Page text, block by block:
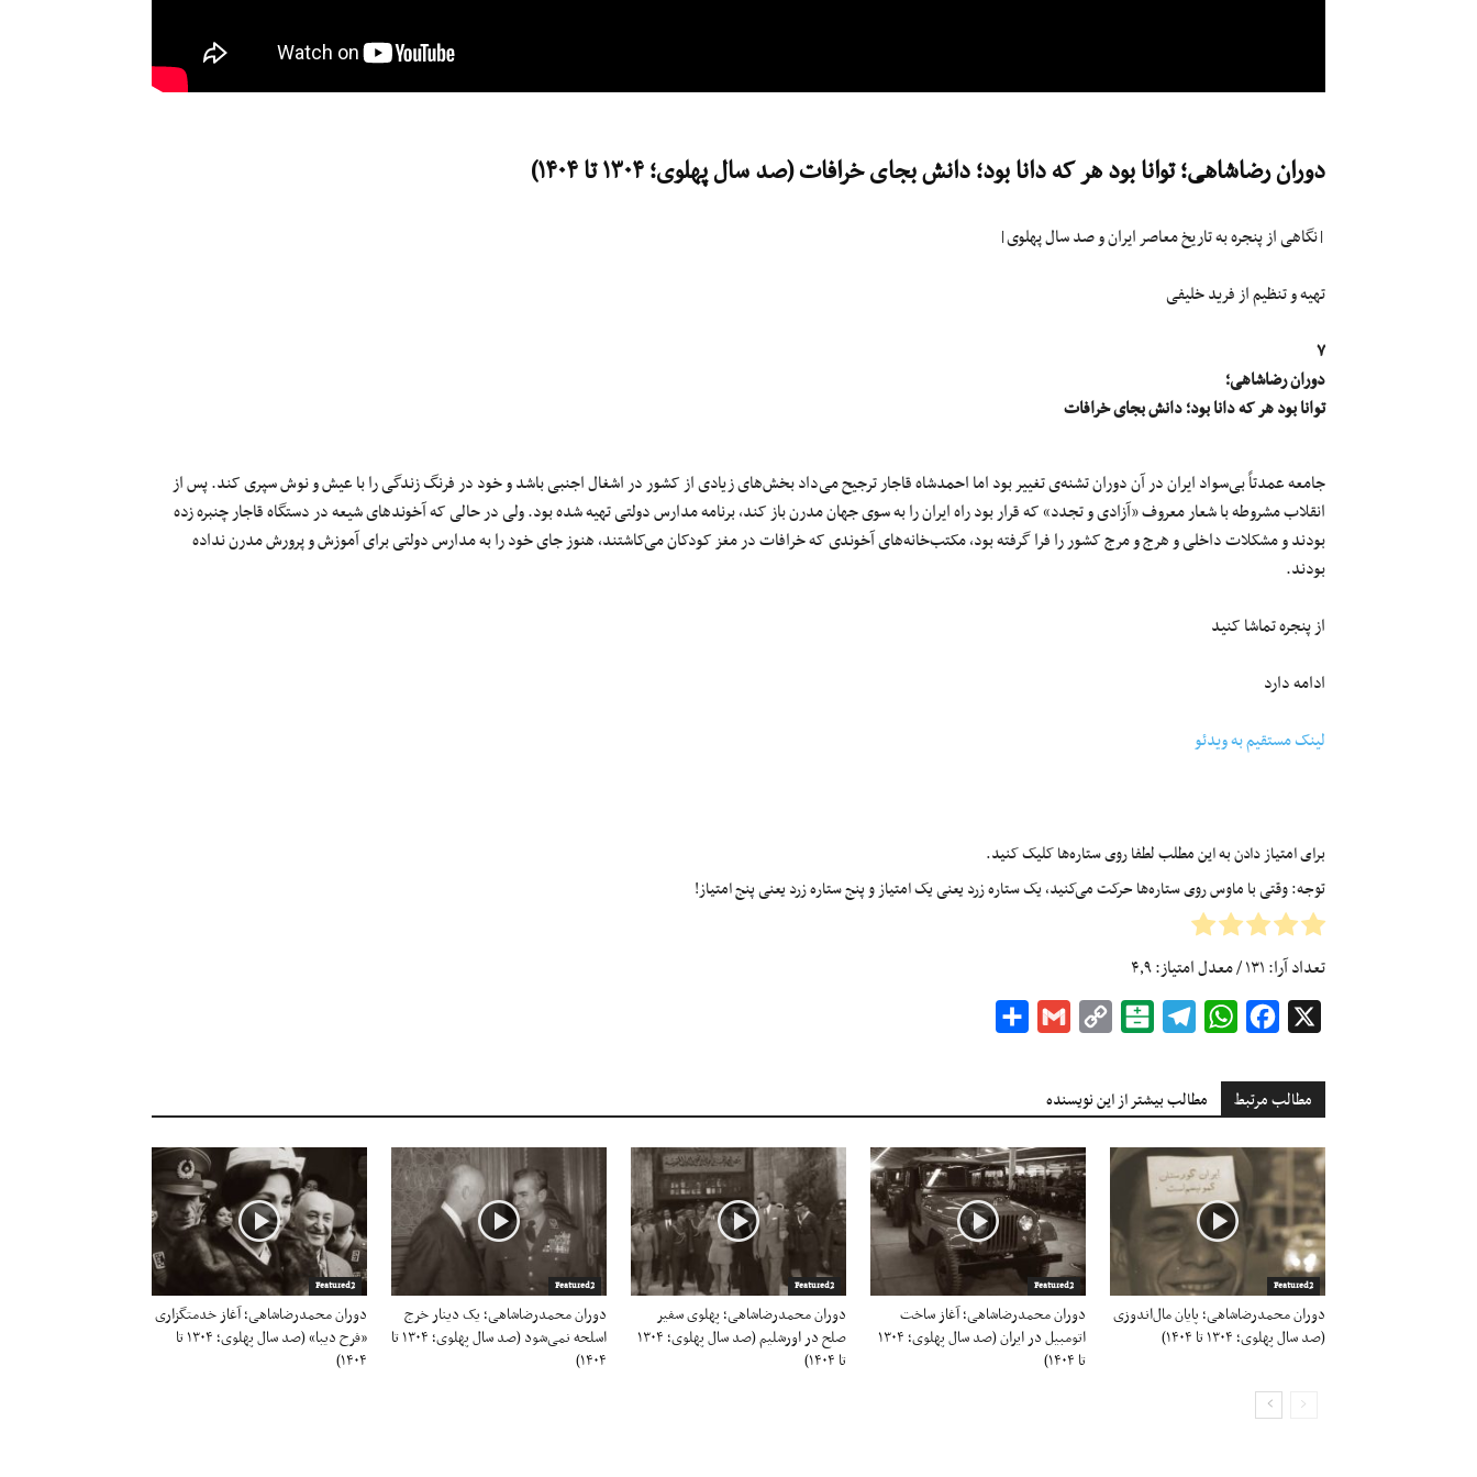
دوران رضاشاهی؛ توانا بود هر که دانا بود؛ دانش بجای خرافات (صد سال پهلوی؛ ۱۳۰۴ تا ۱۴۰۴)
|نگاهی از پنجره به تاریخ معاصر ایران و صد سال پهلوی|
تهیه و تنظیم از فرید خلیفی
۷
دوران رضاشاهی؛
توانا بود هر که دانا بود؛ دانش بجای خرافات
جامعه عمدتاً بی‌سواد ایران در آن دوران تشنه‌ی تغییر بود اما احمدشاه قاجار ترجیح می‌داد بخش‌های زیادی از کشور در اشغال اجنبی باشد و خود در فرنگ زندگی را با عیش و نوش سپری کند. پس از
انقلاب مشروطه با شعار معروف «آزادی و تجدد» که قرار بود راه ایران را به سوی جهان مدرن باز کند، برنامه مدارس دولتی تهیه شده بود. ولی در حالی که آخوندهای شیعه در دستگاه قاجار چنبره زده
بودند و مشکلات داخلی و هرج و مرج کشور را فرا گرفته بود، مکتب‌خانه‌های آخوندی که خرافات در مغز کودکان می‌کاشتند، هنوز جای خود را به مدارس دولتی برای آموزش و پرورش مدرن نداده
بودند.
از پنجره تماشا کنید
ادامه دارد
لینک مستقیم به ویدئو
برای امتیاز دادن به این مطلب لطفا روی ستاره‌ها کلیک کنید.
توجه: وقتی با ماوس روی ستاره‌ها حرکت می‌کنید، یک ستاره زرد یعنی یک امتیاز و پنج ستاره زرد یعنی پنج امتیاز!
تعداد آرا:۱۳۱/ معدل امتیاز:۴٫۹
Facebook
WhatsApp
Telegram
Balatarin
Copy
Gmail
مطالب مرتبط مطالب بیشتر از این نویسنده
Featured2
دوران محمدرضاشاهی؛ آغاز خدمتگزاری
«فرح دیبا» (صد سال پهلوی؛ ۱۳۰۴ تا
۱۴۰۴)
Featured2
دوران محمدرضاشاهی؛ یک دینار خرج
اسلحه نمی‌شود (صد سال پهلوی؛ ۱۳۰۴ تا
۱۴۰۴)
Featured2
دوران محمدرضاشاهی؛ پهلوی سفیر
صلح در اورشلیم (صد سال پهلوی؛ ۱۳۰۴
تا ۱۴۰۴)
Featured2
دوران محمدرضاشاهی؛ آغاز ساخت
اتومبیل در ایران (صد سال پهلوی؛ ۱۳۰۴
تا ۱۴۰۴)
Featured2
دوران محمدرضاشاهی؛ پایان مال‌‌اندوزی
(صد سال پهلوی؛ ۱۳۰۴ تا ۱۴۰۴)